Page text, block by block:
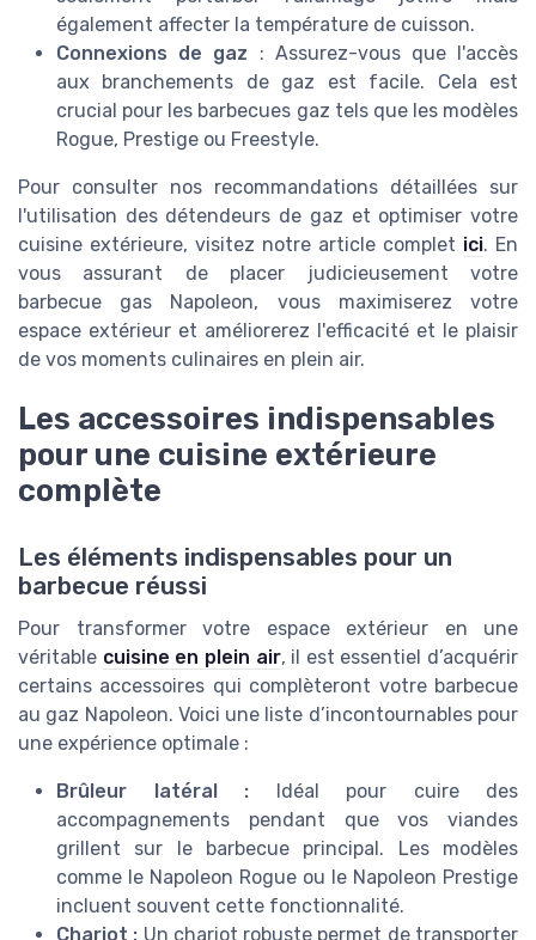
également affecter la température de cuisson.
Connexions de gaz : Assurez-vous que l'accès
aux branchements de gaz est facile. Cela est
crucial pour les barbecues gaz tels que les modèles
Rogue, Prestige ou Freestyle.
Pour consulter nos recommandations détaillées sur
l'utilisation des détendeurs de gaz et optimiser votre
cuisine extérieure, visitez notre article complet ici. En
vous assurant de placer judicieusement votre
barbecue gas Napoleon, vous maximiserez votre
espace extérieur et améliorerez l'efficacité et le plaisir
de vos moments culinaires en plein air.
Les accessoires indispensables
pour une cuisine extérieure
complète
Les éléments indispensables pour un
barbecue réussi
Pour transformer votre espace extérieur en une
véritable cuisine en plein air, il est essentiel d’acquérir
certains accessoires qui complèteront votre barbecue
au gaz Napoleon. Voici une liste d’incontournables pour
une expérience optimale :
Brûleur latéral : Idéal pour cuire des
accompagnements pendant que vos viandes
grillent sur le barbecue principal. Les modèles
comme le Napoleon Rogue ou le Napoleon Prestige
incluent souvent cette fonctionnalité.
Chariot : Un chariot robuste permet de transporter